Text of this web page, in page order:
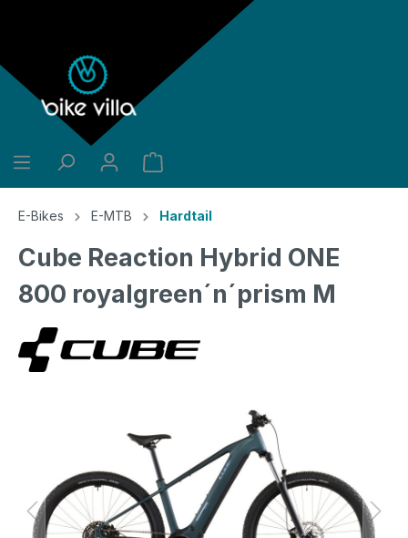
E-Bikes E-MTB Hardtail
Cube Reaction Hybrid ONE
800 royalgreen´n´prism M